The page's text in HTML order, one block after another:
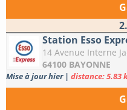
Station Esso
14 Avenue Interne
64100 BAYONNE
Mise à jour hier | distance: 5.83